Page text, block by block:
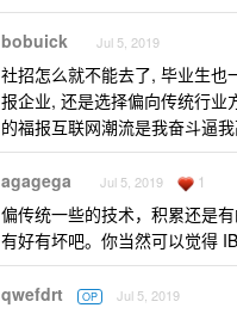
bobuick Jul 5, 2019
社招怎么就不能去了, 毕业生也
报企业, 还是选择偏向传统行业
的福报互联网潮流是我奋斗逼
agagega Jul 5, 2019 1
偏传统一些的技术，积累还是
有好有坏吧。你当然可以觉得
qwefdrt OP Jul 5, 2019